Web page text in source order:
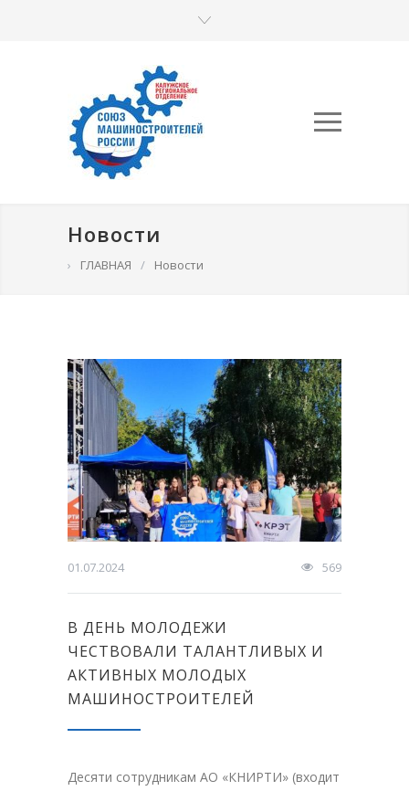
Новости
› ГЛАВНАЯ / Новости
01.07.2024 569
В ДЕНЬ МОЛОДЕЖИ
ЧЕСТВОВАЛИ ТАЛАНТЛИВЫХ И
АКТИВНЫХ МОЛОДЫХ
МАШИНОСТРОИТЕЛЕЙ
Десяти сотрудникам АО «КНИРТИ» (входит